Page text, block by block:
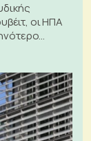
οι ΗΠΑ